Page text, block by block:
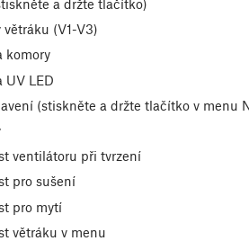
a držte tlačítko)
(V1-V3)
komory
UV LED
(stiskněte a držte tlačítko v menu
ventilátoru při tvrzení
pro sušení
pro mytí
větráku v menu